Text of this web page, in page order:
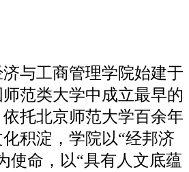
与工商管理学院始建于
师范类大学中成立最早的
托北京师范大学百余年
积淀，学院以“经邦济
使命，以“具有人文底蕴